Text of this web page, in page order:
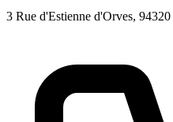
3 Rue d'Estienne d'Orves, 94320